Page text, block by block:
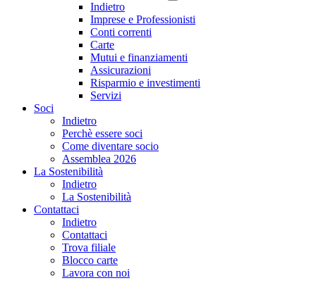
Indietro
Imprese e Professionisti
Conti correnti
Carte
Mutui e finanziamenti
Assicurazioni
Risparmio e investimenti
Servizi
Soci
Indietro
Perchè essere soci
Come diventare socio
Assemblea 2026
La Sostenibilità
Indietro
La Sostenibilità
Contattaci
Indietro
Contattaci
Trova filiale
Blocco carte
Lavora con noi